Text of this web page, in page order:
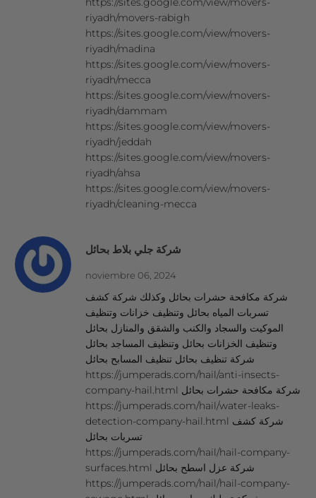
riyadh/movers-rabigh
https://sites.google.com/view/movers-
riyadh/madina
https://sites.google.com/view/movers-
riyadh/mecca
https://sites.google.com/view/movers-
riyadh/dammam
https://sites.google.com/view/movers-
riyadh/jeddah
https://sites.google.com/view/movers-
riyadh/ahsa
https://sites.google.com/view/movers-
riyadh/cleaning-mecca
شركة جلي بلاط بحائل
noviembre 06, 2024
شركة مكافحة حشرات بحائل وكذلك شركة كشف
تسربات المياه بحائل وتنظيف خزانات وتنظيف
الموكيت والسجاد والكنب والشقق والمنازل بحائل
وتنظيف الخزانات بحائل وتنظيف المساجد بحائل
شركة تنظيف بحائل تنظيف المسابح بحائل
https://jumperads.com/hail/anti-insects-
company-hail.html شركة مكافحة حشرات بحائل
https://jumperads.com/hail/water-leaks-
detection-company-hail.html شركة كشف
تسربات بحائل
https://jumperads.com/hail/hail-company-
surfaces.html شركة عزل اسطح بحائل
https://jumperads.com/hail/hail-company-